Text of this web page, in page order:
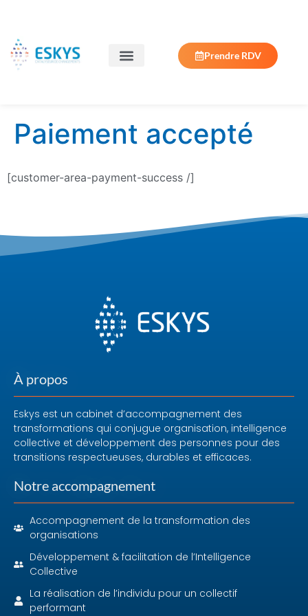
Prendre RDV
Paiement accepté
[customer-area-payment-success /]
À propos
Eskys est un cabinet d’accompagnement des
transformations qui conjugue organisation, intelligence
collective et développement des personnes pour des
transitions respectueuses, durables et efficaces.
Notre accompagnement
Accompagnement de la transformation des
organisations
Développement & facilitation de l’Intelligence
Collective
La réalisation de l’individu pour un collectif
performant